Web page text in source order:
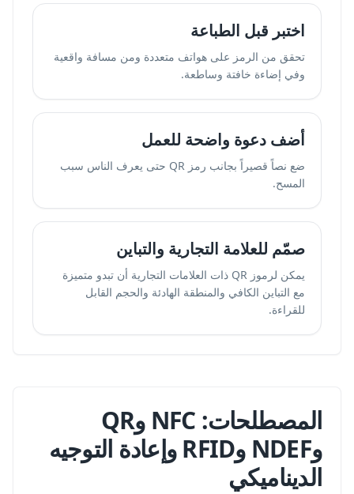
اختبر قبل الطباعة
تحقق من الرمز على هواتف متعددة ومن مسافة واقعية
وفي إضاءة خافتة وساطعة.
أضف دعوة واضحة للعمل
ضع نصاً قصيراً بجانب رمز QR حتى يعرف الناس سبب
المسح.
صمّم للعلامة التجارية والتباين
يمكن لرموز QR ذات العلامات التجارية أن تبدو متميزة
مع التباين الكافي والمنطقة الهادئة والحجم القابل
للقراءة.
المصطلحات: NFC وQR
وNDEF وRFID وإعادة التوجيه
الديناميكي